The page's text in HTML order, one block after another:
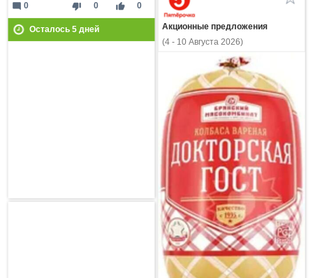
thumb_down 0 thumb_up 0
mode_comment 0
Осталось 5дней
Акционные предложения
(4 - 10 Августа 2026)